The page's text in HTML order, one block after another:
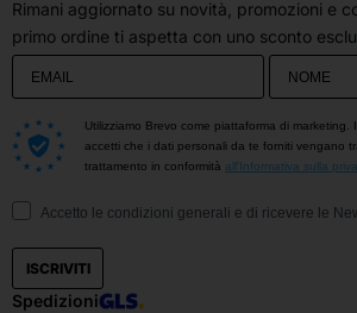
Rimani aggiornato su novità, promozioni e
primo ordine ti aspetta con uno sconto
Utilizziamo Brevo come piattaforma di marketing.
accetti che i dati personali da te forniti vengano
trattamento in conformità all'Informativa sulla
Accetto le condizioni generali e di ricevere le
ISCRIVITI
Spedizioni